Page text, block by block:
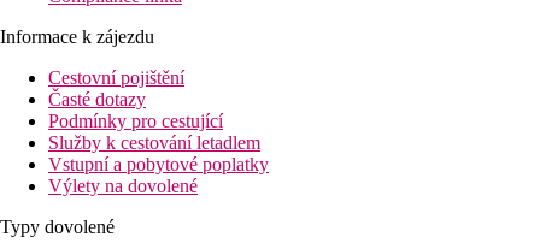
Informace k zájezdu
Cestovní pojištění
Časté dotazy
Podmínky pro cestující
Služby k cestování letadlem
Vstupní a pobytové poplatky
Výlety na dovolené
Typy dovolené